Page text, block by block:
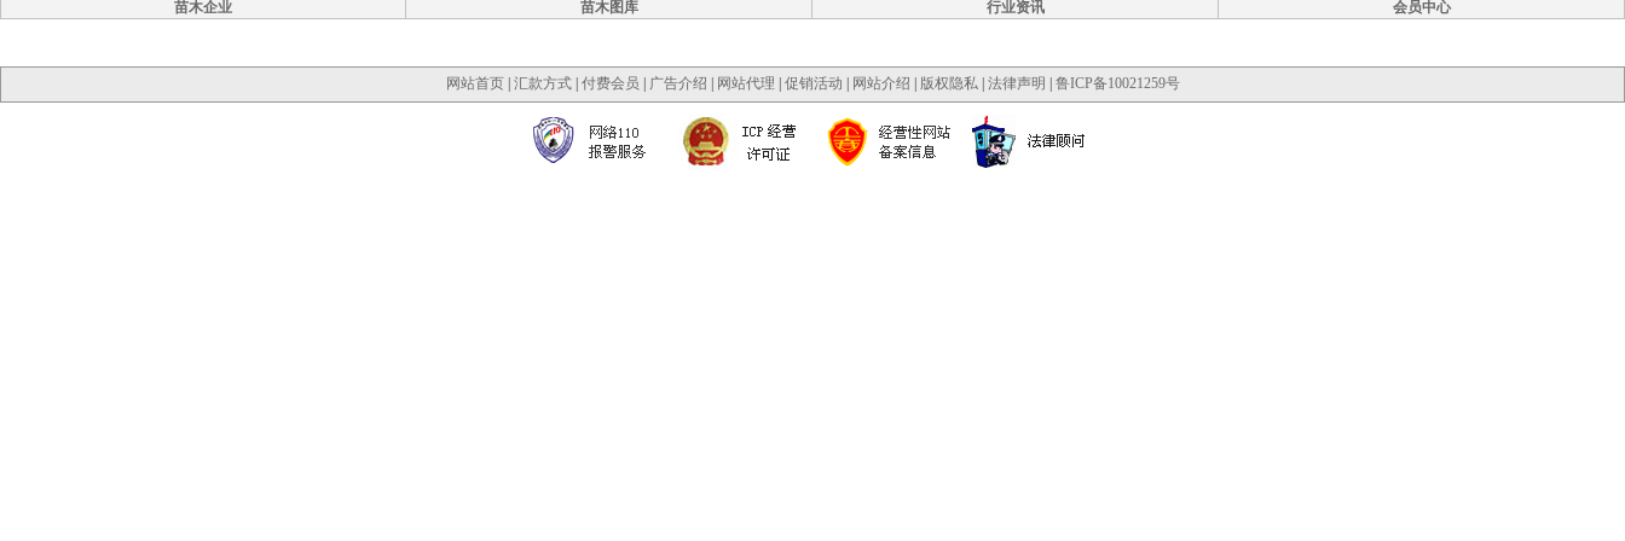
苗木企业 苗木图库 行业资讯 会员中心
网站首页| 汇款方式| 付费会员 广告介绍 网站代理 促销活动 网站介绍 版权隐私| 法律声明 鲁ICP备10021259号